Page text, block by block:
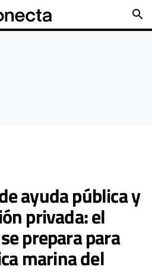
search
ayuda pública y
privada: el
prepara para
marina del